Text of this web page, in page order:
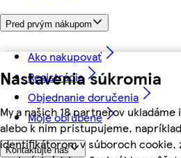
Nastavenia súkromia
My a našich 18 partnerov
alebo k nim pristupujeme,
identifikátorom v súboroch cookie,
Pred prvým nákupom
Ako nakupovať
Registrácia
Objednanie doručenia
Moje obľúbené
Kontaktujte nás